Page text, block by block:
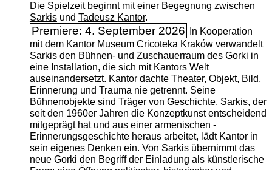
Die Spielzeit beginnt mit einer Begegnung zwischen
Sarkisund Tadeusz Kantor.
Premiere: 4. September 2026
In Kooperation
mit dem Kantor Museum Cricoteka Kraków verwandelt
Sarkis den Bühnen- und Zuschauerraum des Gorki in
eine Installation, die sich mit Kantors Welt
auseinandersetzt. Kantor dachte Theater, Objekt, Bild,
Erinnerung und Trauma nie getrennt. Seine
Bühnenobjekte sind Träger von Geschichte. Sarkis, der
seit den 1960er Jahren die Konzeptkunst entscheidend
mitgeprägt hat und aus einer armenischen ­
Erinnerungsgeschichte heraus arbeitet, lädt Kantor in
sein eigenes Denken ein. Von Sarkis übernimmt das
neue Gorki den Begriff der Einladung als künstlerische